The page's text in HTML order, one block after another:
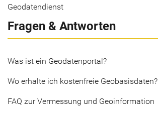
Geodatendienst
Fragen & Antworten
Was ist ein Geodatenportal?
Wo erhalte ich kostenfreie Geobasisdaten?
FAQ zur Vermessung und Geoinformation